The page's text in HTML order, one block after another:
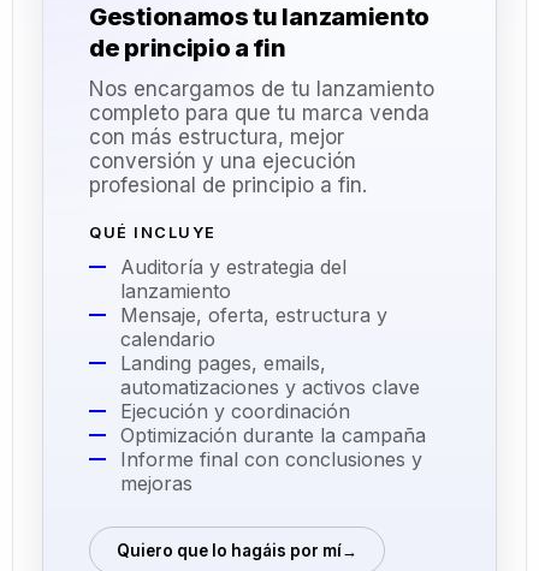
Gestionamos tu lanzamiento
de principio a fin
Nos encargamos de tu lanzamiento
completo para que tu marca venda
con más estructura, mejor
conversión y una ejecución
profesional de principio a fin.
QUÉ INCLUYE
Auditoría y estrategia del
lanzamiento
Mensaje, oferta, estructura y
calendario
Landing pages, emails,
automatizaciones y activos clave
Ejecución y coordinación
Optimización durante la campaña
Informe final con conclusiones y
mejoras
Quiero que lo hagáis por mí→